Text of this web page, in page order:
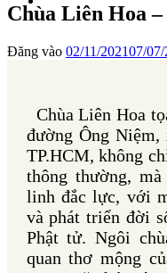
Chùa Liên Hoa
Đăng vào 02/11/202107/
Chùa Liên Hoa
đường Ông Niệm,
TP.HCM, không
thông thường,
linh đắc lực, với
và phát triển đời
Phật tử. Ngôi
quan thơ mộng